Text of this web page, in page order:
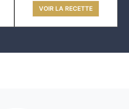
VOIR LA RECETTE